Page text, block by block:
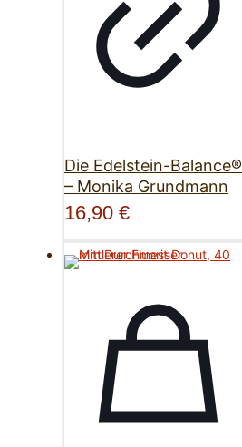
Die Edelstein-Balance®
– Monika Grundmann
16,90 €